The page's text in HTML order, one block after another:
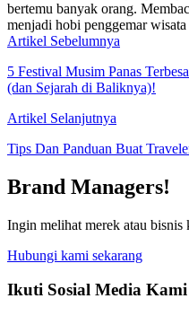
bertemu banyak orang.
menjadi hobi penggemar
Artikel Sebelumnya
5 Festival Musim Panas
(dan Sejarah di Baliknya)!
Artikel Selanjutnya
Tips Dan Panduan Buat
Brand Managers!
Ingin melihat merek atau bisnis
Hubungi kami sekarang
Ikuti Sosial Media Kami